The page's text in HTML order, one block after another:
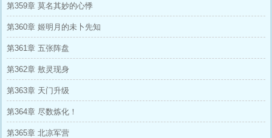
第359章 莫名其妙的心悸
第360章 姬明月的未卜先知
第361章 五张阵盘
第362章 敖灵现身
第363章 天门升级
第364章 尽数炼化！
第365章 北凉军营